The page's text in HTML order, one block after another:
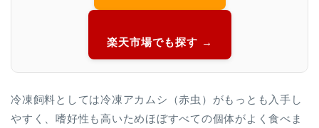
楽天市場でも探す →
冷凍飼料としては冷凍アカムシ（赤虫）がもっとも入手し
やすく、嗜好性も高いためほぼすべての個体がよく食べま